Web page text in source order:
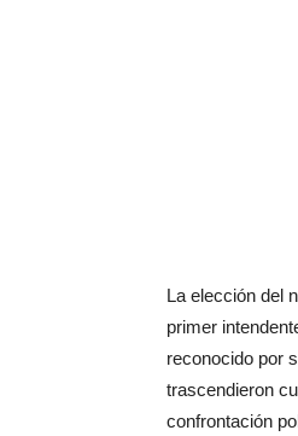
La elección del
primer
reconocido por
trascendieron
confrontación